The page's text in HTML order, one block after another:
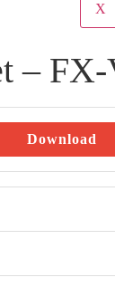
X
–
Download